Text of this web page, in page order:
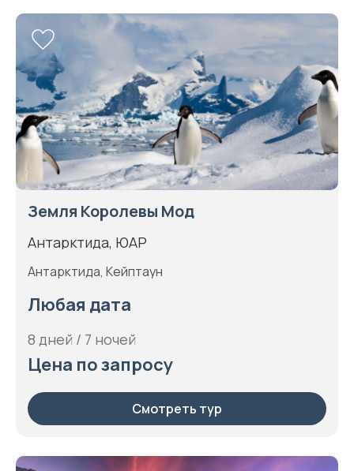
Земля Королевы Мод
Антарктида, ЮАР
Антарктида, Кейптаун
Любая дата
8 дней / 7 ночей
Цена по запросу
Смотреть тур